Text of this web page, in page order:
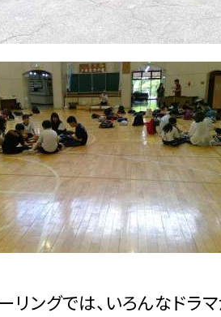
リングでは、いろんなドラ